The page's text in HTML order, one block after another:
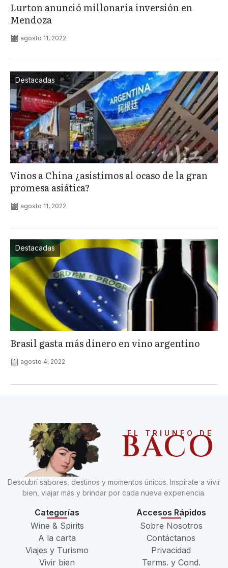
Lurton anunció millonaria inversión en
Mendoza
agosto 11, 2022
Destacadas
Vinos a China ¿asistimos al ocaso de la gran
promesa asiática?
agosto 11, 2022
Destacadas
Brasil gasta más dinero en vino argentino
agosto 4, 2022
EL TRIUNFO DE
BACO
Descubrí sabores, destinos y momentos únicos. Inspirate a vivir
bien, viajar más y brindar por cada nueva experiencia.
Categorías
Wine & Spirits
A la carta
Viajes y Turismo
Vivir bien
Accesos Rápidos
Sobre Nosotros
Contáctanos
Privacidad
Terms. y Cond.